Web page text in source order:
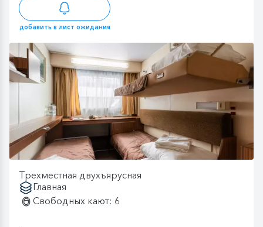
добавить в лист ожидания
Трехместная двухъярусная
Главная
Свободных кают: 6